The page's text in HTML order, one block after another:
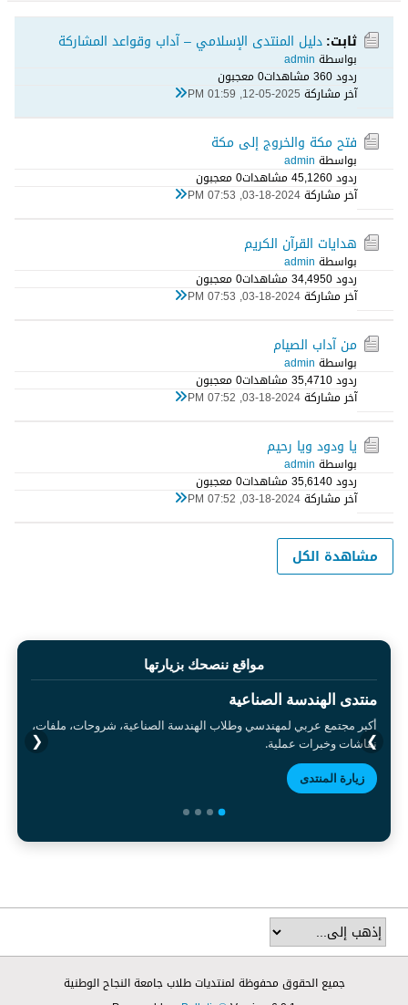
ثابت:دليل المنتدى الإسلامي – آداب وقواعد المشاركة
بواسطة admin
ردود 0 36 مشاهدات
0 معجبون
آخر مشاركة 12-05-2025, 01:59 PM
فتح مكة والخروج إلى مكة
بواسطة admin
ردود 0 45,126 مشاهدات
0 معجبون
آخر مشاركة03-18-2024, 07:53 PM
هدايات القرآن الكريم
بواسطة admin
ردود 0 34,495 مشاهدات
0 معجبون
آخر مشاركة03-18-2024, 07:53 PM
من آداب الصيام
بواسطة admin
ردود 0 35,471 مشاهدات
0 معجبون
آخر مشاركة03-18-2024, 07:52 PM
يا ودود ويا رحيم
بواسطة admin
ردود 0 35,614 مشاهدات
0 معجبون
آخر مشاركة03-18-2024, 07:52 PM
مشاهدة الكل
مواقع ننصحك بزيارتها
منتدى الهندسة الصناعية
أكبر مجتمع عربي لمهندسي وطلاب الهندسة الصناعية، شروحات، ملفات،
نقاشات وخبرات عملية.
زيارة المنتدى
❮ ❯
جميع الحقوق محفوظة لمنتديات طلاب جامعة النجاح الوطنية